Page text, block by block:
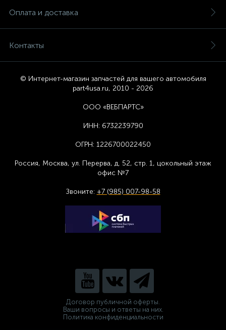
Оплата и доставка
Контакты
© Интернет-магазин запчастей для вашего автомобиля
part4usa.ru, 2010 - 2026
ООО «ВЕБПАРТС»
ИНН: 6732239790
ОГРН: 1226700022450
Россия, Москва, ул. Перерва, д. 52, стр. 1, цокольный этаж
офис №7
Звоните: +7 (985) 007-98-58
Договор публичной оферты.
Ваши вопросы и ответы на них.
Политика конфиденциальности